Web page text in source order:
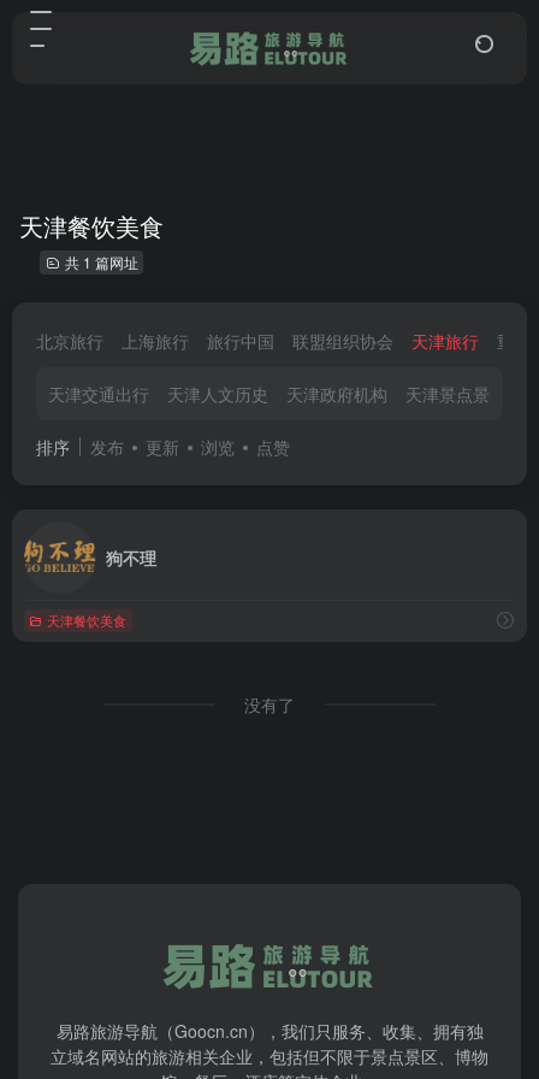
天津餐饮美食
共 1 篇网址
北京旅行 上海旅行 旅行中国 联盟组织协会 天津旅行 重庆
天津交通出行 天津人文历史 天津政府机构 天津景点景区
排序 发布 更新 浏览 点赞
狗不理
天津餐饮美食
没有了
易路旅游导航（Goocn.cn），我们只服务、收集、拥有独
立域名网站的旅游相关企业，包括但不限于景点景区、博物